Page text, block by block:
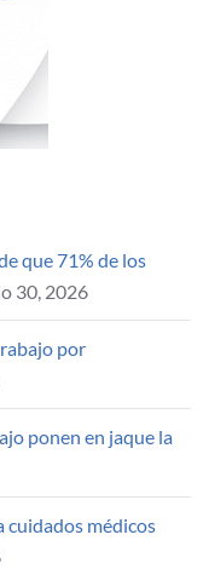
que 71% de los
30, 2026
por
ponen en jaque la
cuidados médicos